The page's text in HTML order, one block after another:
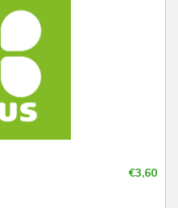
€3,60